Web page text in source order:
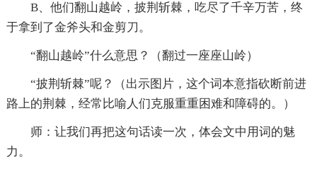
B、他们翻山越岭，披荆斩棘，吃尽了千辛万苦，终
于拿到了金斧头和金剪刀。
“翻山越岭”什么意思？（翻过一座座山岭）
“披荆斩棘”呢？（出示图片，这个词本意指砍断前进
路上的荆棘，经常比喻人们克服重重困难和障碍的。）
师：让我们再把这句话读一次，体会文中用词的魅
力。